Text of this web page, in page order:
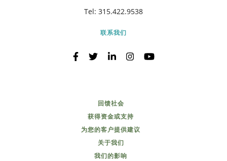
Tel: 315.422.9538
联系我们
回馈社会
获得资金或支持
为您的客户提供建议
关于我们
我们的影响